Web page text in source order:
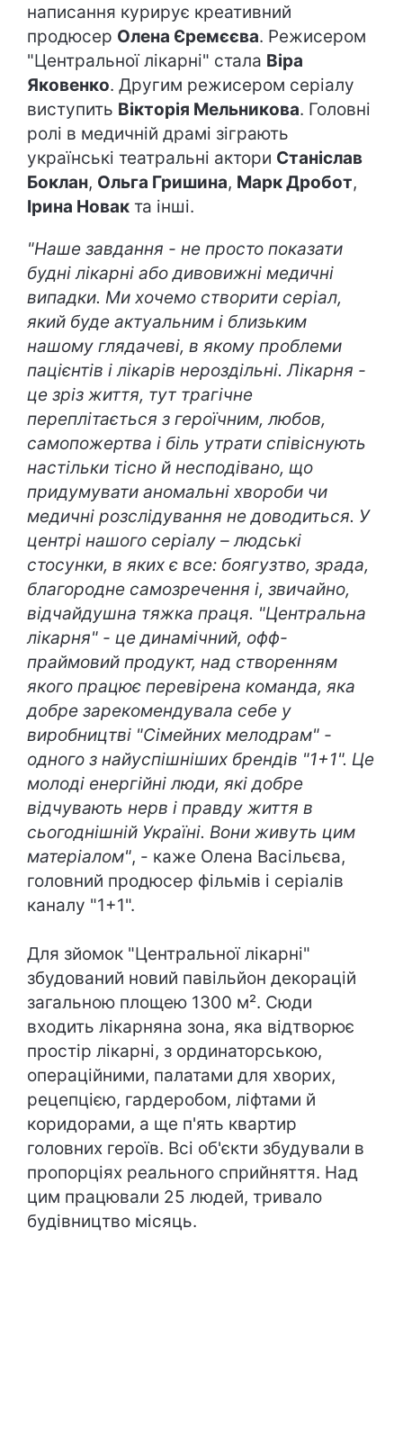
написання курирує креативний
продюсер Олена Єремєєва. Режисером
"Центральної лікарні" стала Віра
Яковенко. Другим режисером серіалу
виступить Вікторія Мельникова. Головні
ролі в медичній драмі зіграють
українські театральні актори Станіслав
Боклан, Ольга Гришина, Марк Дробот,
Ірина Новак та інші.
"Наше завдання - не просто показати
будні лікарні або дивовижні медичні
випадки. Ми хочемо створити серіал,
який буде актуальним і близьким
нашому глядачеві, в якому проблеми
пацієнтів і лікарів нероздільні. Лікарня -
це зріз життя, тут трагічне
переплітається з героїчним, любов,
самопожертва і біль утрати співіснують
настільки тісно й несподівано, що
придумувати аномальні хвороби чи
медичні розслідування не доводиться. У
центрі нашого серіалу – людські
стосунки, в яких є все: боягузтво, зрада,
благородне самозречення і, звичайно,
відчайдушна тяжка праця. "Центральна
лікарня" - це динамічний, офф-
праймовий продукт, над створенням
якого працює перевірена команда, яка
добре зарекомендувала себе у
виробництві "Сімейних мелодрам" -
одного з найуспішніших брендів "1+1". Це
молоді енергійні люди, які добре
відчувають нерв і правду життя в
сьогоднішній Україні. Вони живуть цим
матеріалом", - каже Олена Васільєва,
головний продюсер фільмів і серіалів
каналу "1+1".
Для зйомок "Центральної лікарні"
збудований новий павільйон декорацій
загальною площею 1300 м². Сюди
входить лікарняна зона, яка відтворює
простір лікарні, з ординаторською,
операційними, палатами для хворих,
рецепцією, гардеробом, ліфтами й
коридорами, а ще п'ять квартир
головних героїв. Всі об'єкти збудували в
пропорціях реального сприйняття. Над
цим працювали 25 людей, тривало
будівництво місяць.